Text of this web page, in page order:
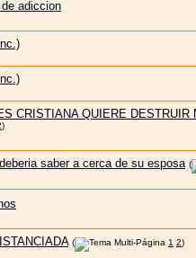
adiccion
CRISTIANA QUIERE DESTRUIR
)
saber a cerca de su esposa (
( 1 2)